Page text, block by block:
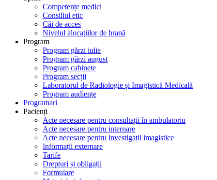
Competențe medici
Consiliul etic
Căi de acces
Nivelul alocațiilor de hrană
Program
Program gărzi iulie
Program gărzi august
Program cabinete
Program secții
Laboratorul de Radiologie și Imagistică Medicală
Program audiențe
Programari
Pacienți
Acte necesare pentru consultații în ambulatoriu
Acte necesare pentru internare
Acte necesare pentru investigații imagistice
Informații externare
Tarife
Drepturi și obligații
Formulare